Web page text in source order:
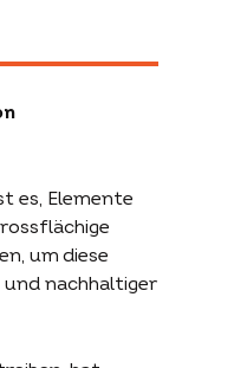
es, Elemente
um diese
nachhaltiger